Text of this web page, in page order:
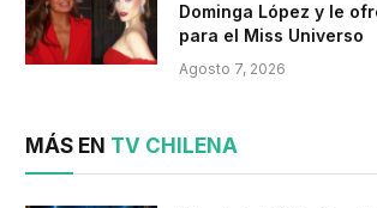
Dominga López y le
para el Miss Universo
Agosto 7, 2026
MÁS EN TV CHILENA